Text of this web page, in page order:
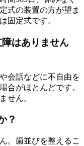
式の装置の方が望ま
固定式です。
はありません
会話などに不自由を
合がほとんどです。
せん。
？
。歯並びを整えるこ